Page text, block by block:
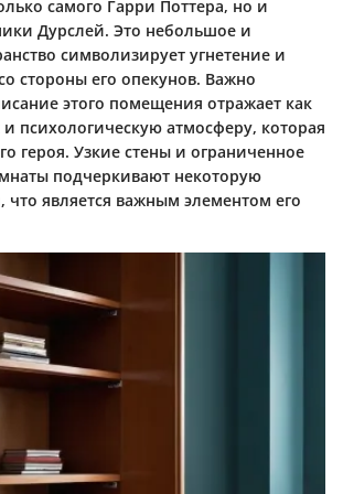
самого Гарри Поттера, но и
Дурслей. Это небольшое и
символизирует угнетение и
стороны его опекунов. Важно
этого помещения отражает как
психологическую атмосферу, которая
героя. Узкие стены и ограниченное
подчеркивают некоторую
является важным элементом его